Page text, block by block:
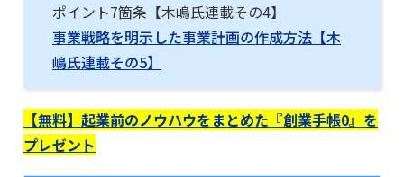
ポイント7箇条【木嶋氏連載その4】
事業戦略を明示した事業計画の作成方法【木
嶋氏連載その5】
【無料】起業前のノウハウをまとめた『創業手帳0』を
プレゼント